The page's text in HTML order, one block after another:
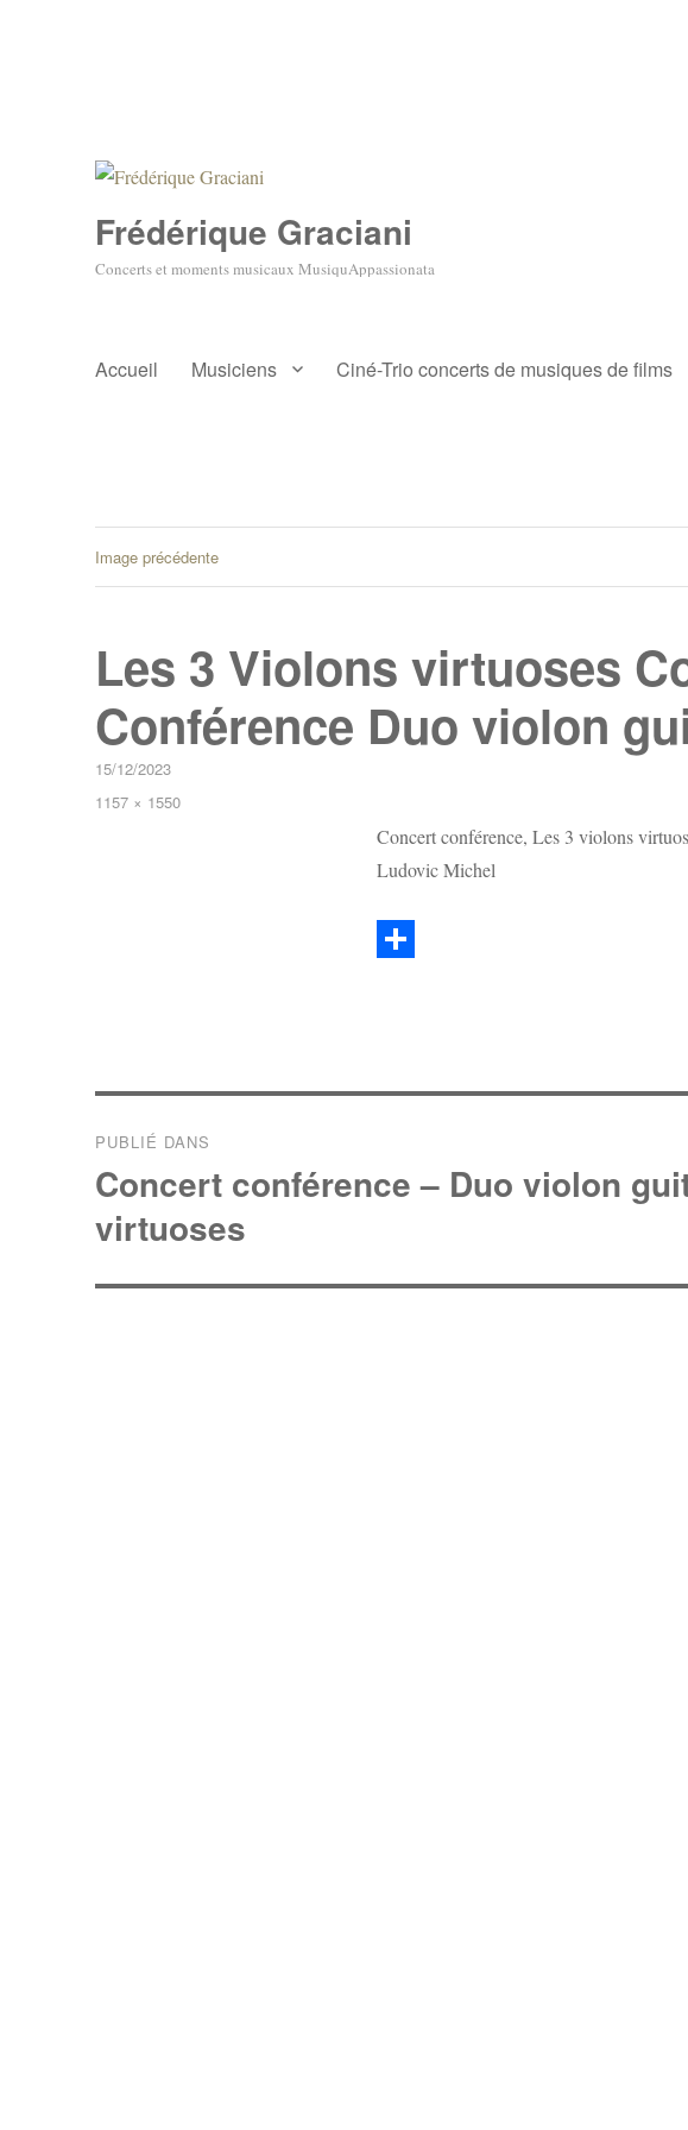
Frédérique Graciani
Concerts et moments musicaux MusiquAppassionata
Accueil Musiciens Ciné-Trio concerts de musiques de films
Image précédente
Les 3 Violons virtuoses
Conférence Duo violon
Concert conférence, Les 3 violons
Ludovic Michel
t
e
Publié
le
15/12/2023
Taille
1157 × 1550
de
l’article
PUBLIÉ DANS
Concert conférence – Duo violon
virtuoses